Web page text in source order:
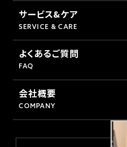
サービス&ケア
SERVICE & CARE
よくあるご質問
FAQ
会社概要
COMPANY